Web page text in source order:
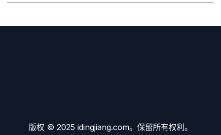
版权 © 2025 idingjiang.com。保留所有权利。